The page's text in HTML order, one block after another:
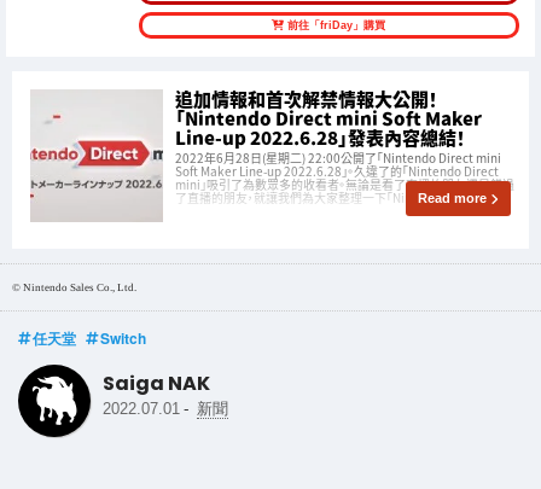
前往「friDay」購買
追加情報和首次解禁情報大公開！
「Nintendo Direct mini Soft Maker
Line-up 2022.6.28」發表內容總結！
2022年6月28日(星期二) 22:00公開了「Nintendo Direct mini
Soft Maker Line-up 2022.6.28」。久違了的「Nintendo Direct
mini」吸引了為數眾多的收看者。無論是看了直播的朋友還是錯過
了直播的朋友，就讓我們為大家整理一下「Nintendo Dire
Read more
© Nintendo Sales Co., Ltd.
任天堂 Switch
Saiga NAK
2022.07.01 - 新聞